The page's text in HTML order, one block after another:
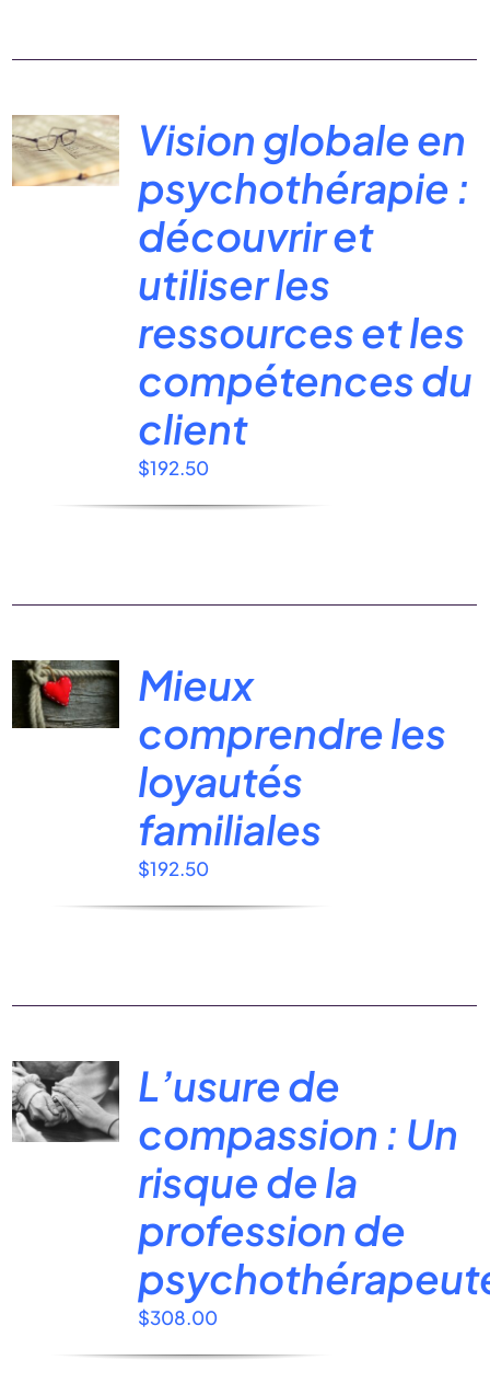
Vision globale en
psychothérapie :
découvrir et
utiliser les
ressources et les
compétences du
client
$192.50
Mieux
comprendre les
loyautés
familiales
$192.50
L’usure de
compassion : Un
risque de la
profession de
$308.00